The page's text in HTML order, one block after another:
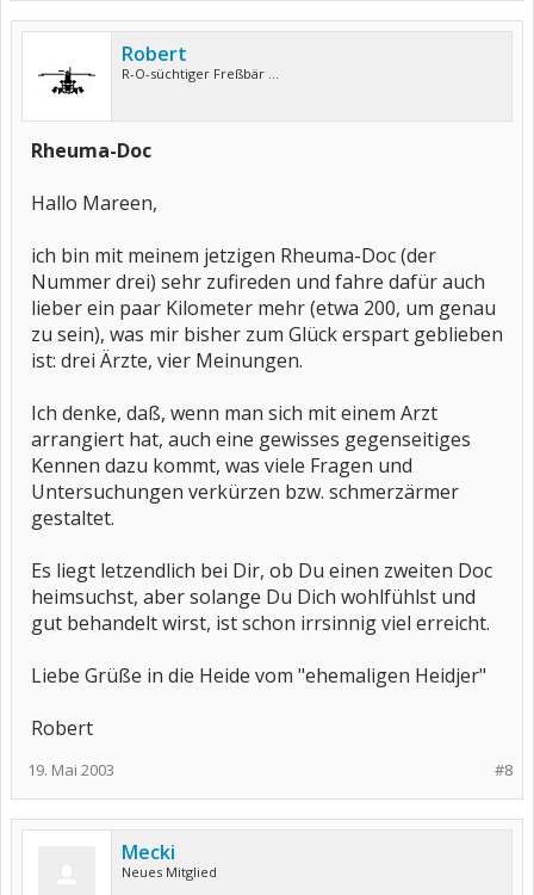
Robert
R-O-süchtiger Freßbär ...
Rheuma-Doc
Hallo Mareen,
ich bin mit meinem jetzigen Rheuma-Doc (der
Nummer drei) sehr zufireden und fahre dafür auch
lieber ein paar Kilometer mehr (etwa 200, um genau
zu sein), was mir bisher zum Glück erspart geblieben
ist: drei Ärzte, vier Meinungen.
Ich denke, daß, wenn man sich mit einem Arzt
arrangiert hat, auch eine gewisses gegenseitiges
Kennen dazu kommt, was viele Fragen und
Untersuchungen verkürzen bzw. schmerzärmer
gestaltet.
Es liegt letzendlich bei Dir, ob Du einen zweiten Doc
heimsuchst, aber solange Du Dich wohlfühlst und
gut behandelt wirst, ist schon irrsinnig viel erreicht.
Liebe Grüße in die Heide vom "ehemaligen Heidjer"
Robert
#8
19. Mai 2003
Mecki
Neues Mitglied